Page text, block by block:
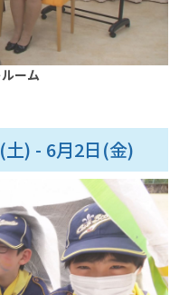
ーム
土) - 6月2日(金)